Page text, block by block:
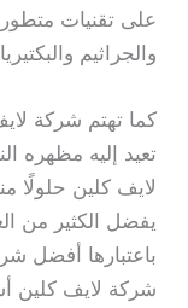
على تقنيات
والجراثيم
كما تهتم شركة
تعيد إليه مظهره
لايف كلين حلولًا
يفضل الكثير من
باعتبارها أفضل
شركة لايف كلين